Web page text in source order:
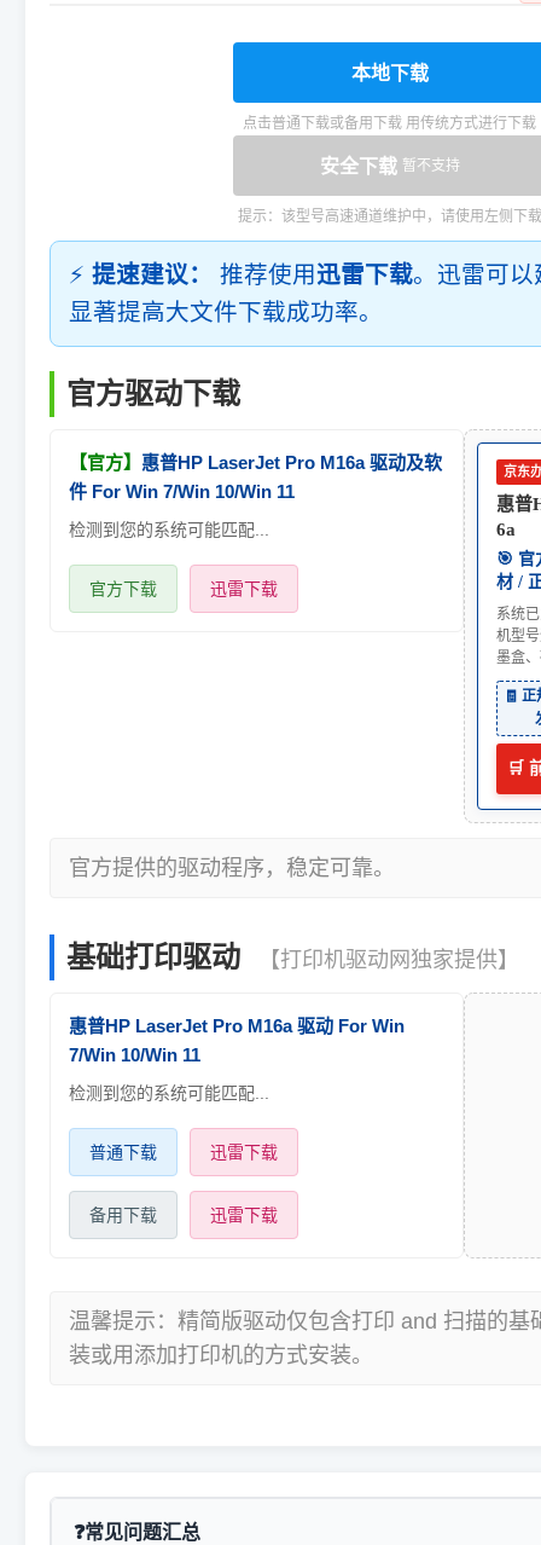
本地下载
点击普通下载或备用下载 用传统方式进行下载
安全下载 暂不支持
提示：该型号高速通道维护中，请使用左侧下载
⚡ 提速建议： 推荐使用迅雷下载。迅雷可
显著提高大文件下载成功率。
官方驱动下载
【官方】 惠普HP LaserJet Pro M16a 驱动及软
件 For Win 7/Win 10/Win 11
检测到您的系统可能匹配...
官方下载 迅雷下载
京东
惠普
6a
🎯 官
材 /
系统
机型
墨盒
🧾
🛒
官方提供的驱动程序，稳定可靠。
基础打印驱动 【打印机驱动网独家提供】
惠普HP LaserJet Pro M16a 驱动 For Win
7/Win 10/Win 11
检测到您的系统可能匹配...
普通下载 迅雷下载
备用下载 迅雷下载
温馨提示：精简版驱动仅包含打印 and 扫描的基
装或用添加打印机的方式安装。
常见问题汇总